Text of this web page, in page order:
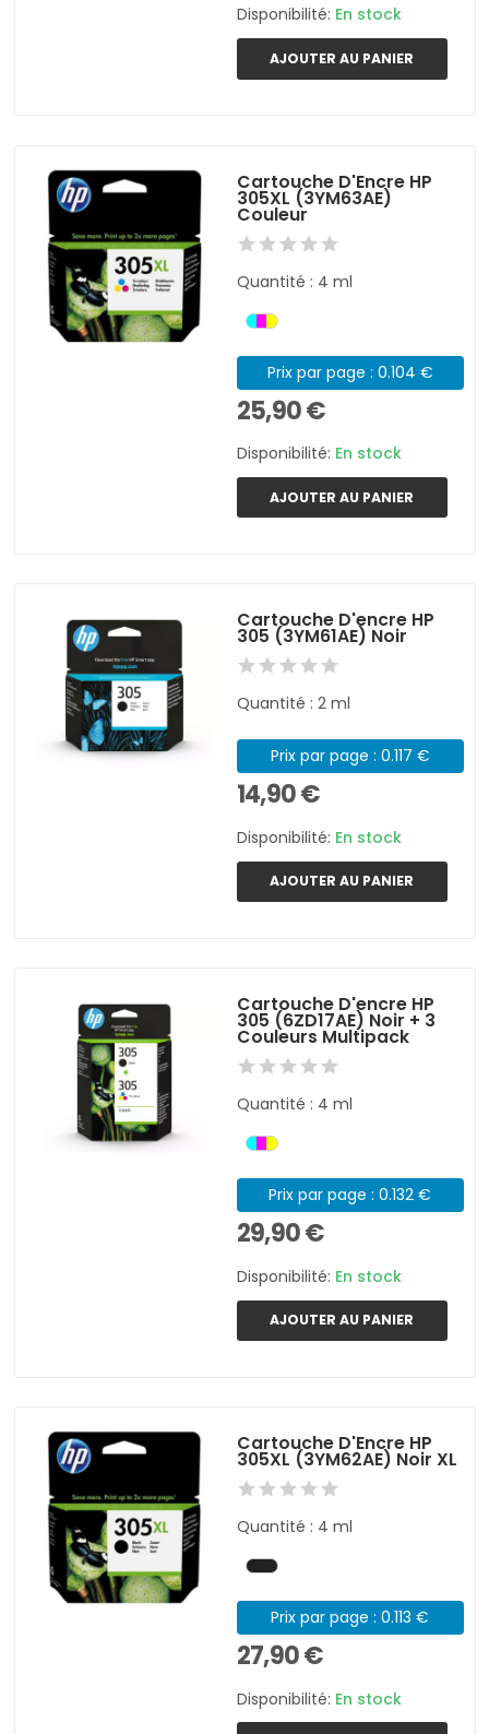
Disponibilité: En stock
AJOUTER AU PANIER
Cartouche D'Encre HP
305XL (3YM63AE)
Couleur
Quantité : 4 ml
Prix par page : 0.104 €
25,90 €
Disponibilité: En stock
AJOUTER AU PANIER
Cartouche D'encre HP
305 (3YM61AE) Noir
Quantité : 2 ml
Prix par page : 0.117 €
14,90 €
Disponibilité: En stock
AJOUTER AU PANIER
Cartouche D'encre HP
305 (6ZD17AE) Noir + 3
Couleurs Multipack
Quantité : 4 ml
Prix par page : 0.132 €
29,90 €
Disponibilité: En stock
AJOUTER AU PANIER
Cartouche D'Encre HP
305XL (3YM62AE) Noir XL
Quantité : 4 ml
Prix par page : 0.113 €
27,90 €
Disponibilité: En stock